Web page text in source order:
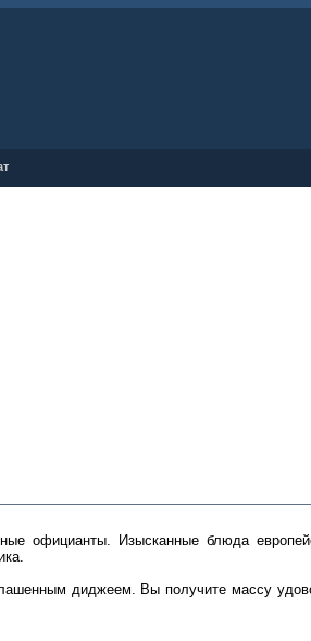
официанты. Изысканные блюда
диджеем. Вы получите массу